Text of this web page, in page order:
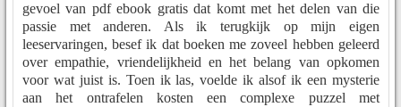
gevoel van pdf ebook gratis dat komt met het delen van die
passie met anderen. Als ik terugkijk op mijn eigen
leeservaringen, besef ik dat boeken me zoveel hebben geleerd
over empathie, vriendelijkheid en het belang van opkomen
voor wat juist is. Toen ik las, voelde ik alsof ik een mysterie
aan het ontrafelen kosten een complexe puzzel met